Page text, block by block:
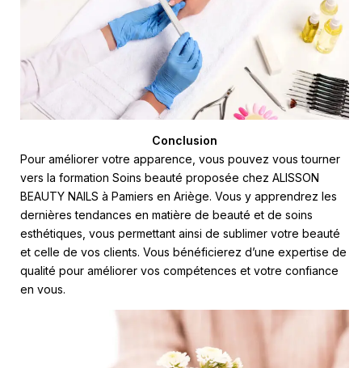
Conclusion
Pour améliorer votre apparence, vous pouvez vous tourner
vers la formation Soins beauté proposée chez ALISSON
BEAUTY NAILS à Pamiers en Ariège. Vous y apprendrez les
dernières tendances en matière de beauté et de soins
esthétiques, vous permettant ainsi de sublimer votre beauté
et celle de vos clients. Vous bénéficierez d’une expertise de
qualité pour améliorer vos compétences et votre confiance
en vous.